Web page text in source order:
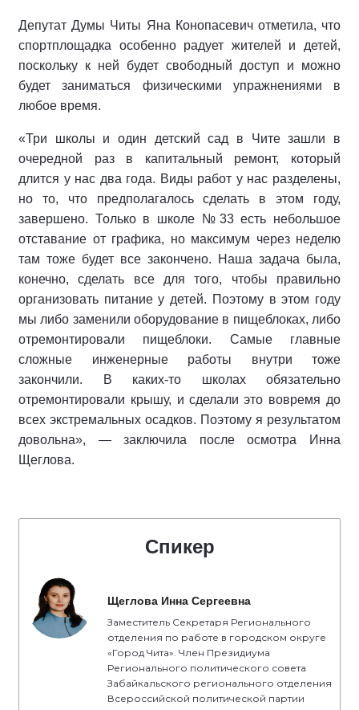
Депутат Думы Читы Яна Конопасевич отметила, что
спортплощадка особенно радует жителей и детей,
поскольку к ней будет свободный доступ и можно
будет заниматься физическими упражнениями в
любое время.
«Три школы и один детский сад в Чите зашли в
очередной раз в капитальный ремонт, который
длится у нас два года. Виды работ у нас разделены,
но то, что предполагалось сделать в этом году,
завершено. Только в школе №33 есть небольшое
отставание от графика, но максимум через неделю
там тоже будет все закончено. Наша задача была,
конечно, сделать все для того, чтобы правильно
организовать питание у детей. Поэтому в этом году
мы либо заменили оборудование в пищеблоках, либо
отремонтировали пищеблоки. Самые главные
сложные инженерные работы внутри тоже
закончили. В каких-то школах обязательно
отремонтировали крышу, и сделали это вовремя до
всех экстремальных осадков. Поэтому я результатом
довольна», — заключила после осмотра Инна
Щеглова.
Спикер
Щеглова Инна Сергеевна
Заместитель Секретаря Регионального
отделения по работе в городском округе
«Город Чита». Член Президиума
Регионального политического совета
Забайкальского регионального отделения
Всероссийской политической партии